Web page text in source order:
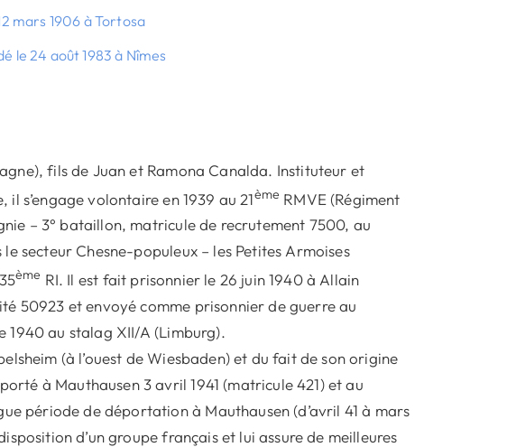
mars 1906 à Tortosa
le 24 août 1983 à Nîmes
fils de Juan et Ramona Canalda. Instituteur et
s’engage volontaire en 1939 au 21ème RMVE (Régiment
– 3° bataillon, matricule de recrutement 7500, au
secteur Chesne-populeux – les Petites Armoises
ème RI. Il est fait prisonnier le 26 juin 1940 à Allain
50923 et envoyé comme prisonnier de guerre au
1940 au stalag XII/A (Limburg).
(à l’ouest de Wiesbaden) et du fait de son origine
à Mauthausen 3 avril 1941 (matricule 421) et au
période de déportation à Mauthausen (d’avril 41 à mars
d’un groupe français et lui assure de meilleures